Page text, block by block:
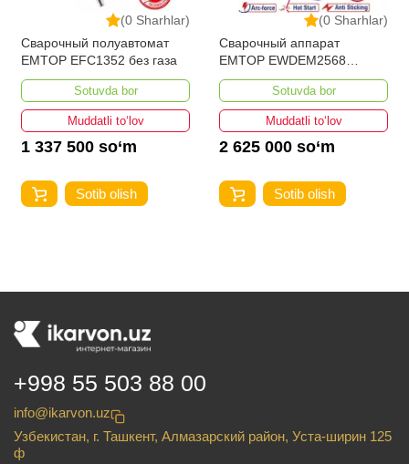
(0 Sharhlar)
Сварочный полуавтомат
EMTOP EFC1352 без газа
Sotuvda bor
Muddatli to‘lov
1 337 500 so‘m
Sotib olish
(0 Sharhlar)
Сварочный аппарат
EMTOP EWDEM2568
MMA/TIG Lift
Sotuvda bor
Muddatli to‘lov
2 625 000 so‘m
Sotib olish
+998 55 503 88 00
info@ikarvon.uz
Узбекистан, г. Ташкент, Алмазарский район, Уста-ширин 125
ф